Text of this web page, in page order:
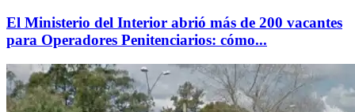
El Ministerio del Interior abrió más de 200 vacantes
para Operadores Penitenciarios: cómo...